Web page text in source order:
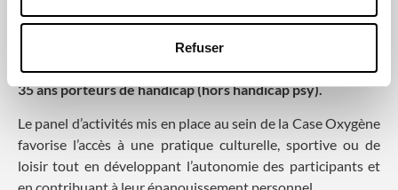
Refuser
des lieux d’accueil gérés par l’Association Frédéric
Levavasseur à destination des jeunes en amendement
Creton ainsi que des jeunes en rupture de parcours de 2 à
35 ans porteurs de handicap (hors handicap psy).
Le panel d’activités mis en place au sein de la Case Oxygène
favorise l’accès à une pratique culturelle, sportive ou de
loisir tout en développant l’autonomie des participants et